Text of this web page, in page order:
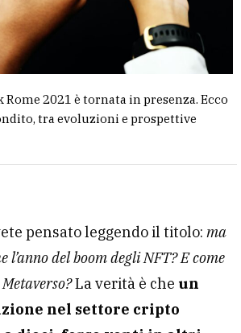
Rome 2021 è tornata in presenza. Ecco
tra evoluzioni e prospettive
pensato leggendo il titolo: ma
l’anno del boom degli NFT? E come
La verità è che un
nel settore cripto